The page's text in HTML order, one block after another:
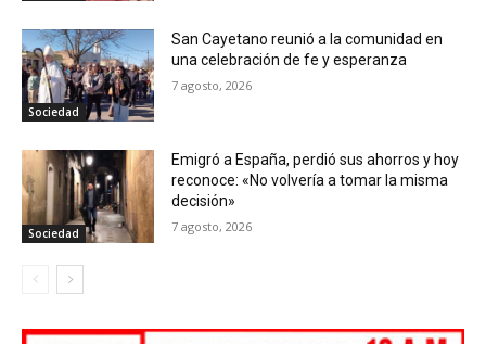
Sociedad
San Cayetano reunió a la comunidad en
una celebración de fe y esperanza
7 agosto, 2026
Sociedad
Emigró a España, perdió sus ahorros y hoy
reconoce: «No volvería a tomar la misma
decisión»
7 agosto, 2026